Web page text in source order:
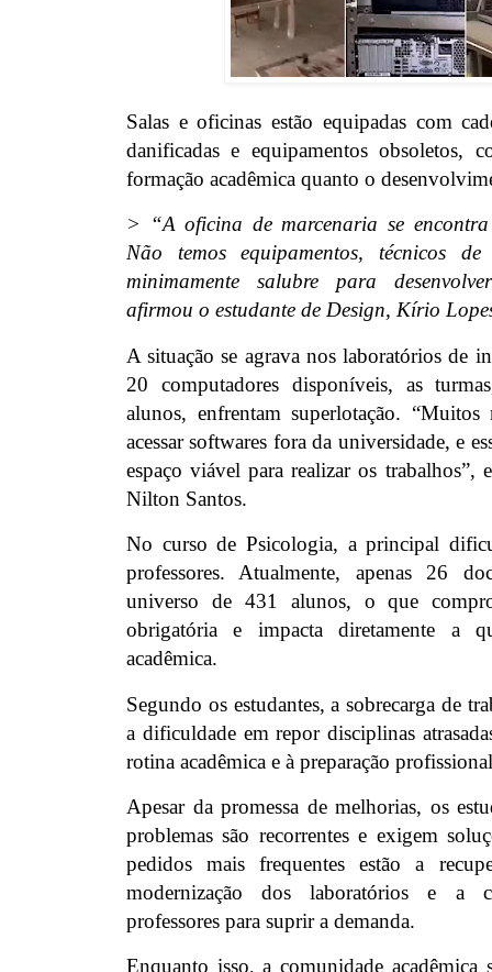
Salas e oficinas estão equipadas com
danificadas e equipamentos obsoletos,
formação acadêmica quanto o
> “A oficina de marcenaria se encontra
Não temos equipamentos, técnicos
minimamente salubre para
afirmou o estudante de Design, Kírio
A situação se agrava nos laboratórios de
20 computadores disponíveis, as
alunos, enfrentam superlotação.
acessar softwares fora da universidade, e
espaço viável para realizar os
Nilton Santos.
No curso de Psicologia, a principal
professores. Atualmente, apenas 26
universo de 431 alunos, o que
obrigatória e impacta diretamente a
acadêmica.
Segundo os estudantes, a sobrecarga de
a dificuldade em repor disciplinas
rotina acadêmica e à preparação
Apesar da promessa de melhorias, os
problemas são recorrentes e exigem
pedidos mais frequentes estão a
modernização dos laboratórios e a
professores para suprir a demanda.
Enquanto isso, a comunidade acadêmica